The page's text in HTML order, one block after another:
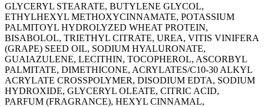
GLYCERYL STEARATE, BUTYLENE GLYCOL,
ETHYLHEXYL METHOXYCINNAMATE, POTASSIUM
PALMITOYL HYDROLYZED WHEAT PROTEIN,
BISABOLOL, TRIETHYL CITRATE, UREA, VITIS VINIFERA
(GRAPE) SEED OIL, SODIUM HYALURONATE,
GUAIAZULENE, LECITHIN, TOCOPHEROL, ASCORBYL
PALMITATE, DIMETHICONE, ACRYLATES/C10-30 ALKYL
ACRYLATE CROSSPOLYMER, DISODIUM EDTA, SODIUM
HYDROXIDE, GLYCERYL OLEATE, CITRIC ACID,
PARFUM (FRAGRANCE), HEXYL CINNAMAL,